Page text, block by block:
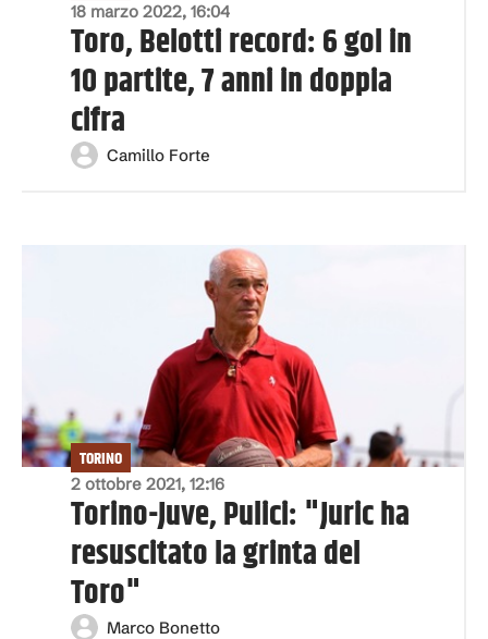
18 marzo 2022, 16:04
Toro, Belotti record: 6 gol in
10 partite, 7 anni in doppia
cifra
Camillo Forte
2 ottobre 2021, 12:16
TORINO
Torino-Juve, Pulici: "Juric ha
resuscitato la grinta del
Toro"
Marco Bonetto